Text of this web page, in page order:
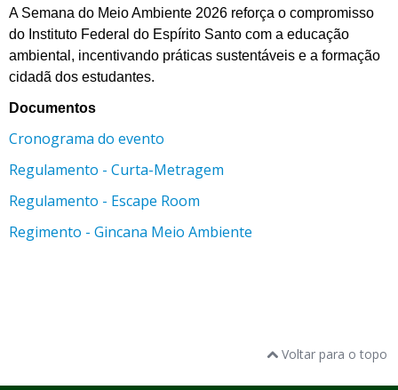
A Semana do Meio Ambiente 2026 reforça o compromisso
do Instituto Federal do Espírito Santo com a educação
ambiental, incentivando práticas sustentáveis e a formação
cidadã dos estudantes.
Documentos
Cronograma do evento
Regulamento - Curta-Metragem
Regulamento - Escape Room
Regimento - Gincana Meio Ambiente
Voltar para o topo